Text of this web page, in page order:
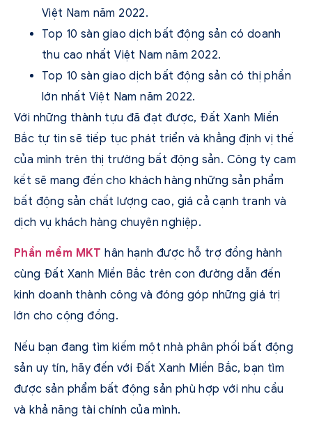
Việt Nam năm 2022.
Top 10 sàn giao dịch bất động sản có doanh
thu cao nhất Việt Nam năm 2022.
Top 10 sàn giao dịch bất động sản có thị phần
lớn nhất Việt Nam năm 2022.
Với những thành tựu đã đạt được, Đất Xanh Miền
Bắc tự tin sẽ tiếp tục phát triển và khẳng định vị thế
của mình trên thị trường bất động sản. Công ty cam
kết sẽ mang đến cho khách hàng những sản phẩm
bất động sản chất lượng cao, giá cả cạnh tranh và
dịch vụ khách hàng chuyên nghiệp.
Phần mềm MKT hân hạnh được hỗ trợ đồng hành
cùng Đất Xanh Miền Bắc trên con đường dẫn đến
kinh doanh thành công và đóng góp những giá trị
lớn cho cộng đồng.
Nếu bạn đang tìm kiếm một nhà phân phối bất động
sản uy tín, hãy đến với Đất Xanh Miền Bắc, bạn tìm
được sản phẩm bất động sản phù hợp với nhu cầu
và khả năng tài chính của mình.